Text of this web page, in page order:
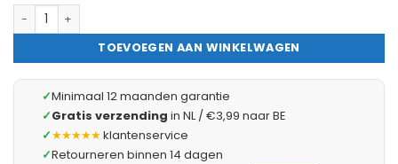
VMD - Vlekverwijderaar Spuitbus Spray voor Textiel, Meubels,
TOEVOEGEN AAN WINKELWAGEN
✓Minimaal 12 maanden garantie
✓Gratis verzending in NL / €3,99 naar BE
✓★★★★★klantenservice
✓Retourneren binnen 14 dagen